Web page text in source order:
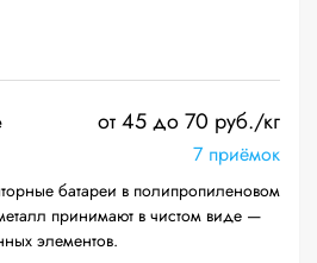
от 45 до 70 руб./кг
7 приёмок
батареи в полипропиленовом
принимают в чистом виде —
элементов.